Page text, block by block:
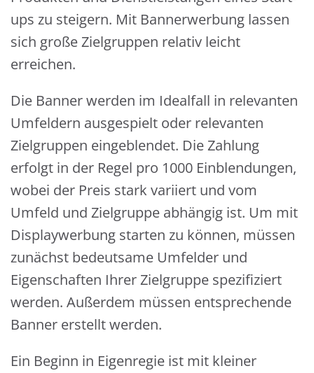
ups zu steigern. Mit Bannerwerbung lassen
sich große Zielgruppen relativ leicht
erreichen.
Die Banner werden im Idealfall in relevanten
Umfeldern ausgespielt oder relevanten
Zielgruppen eingeblendet. Die Zahlung
erfolgt in der Regel pro 1000 Einblendungen,
wobei der Preis stark variiert und vom
Umfeld und Zielgruppe abhängig ist. Um mit
Displaywerbung starten zu können, müssen
zunächst bedeutsame Umfelder und
Eigenschaften Ihrer Zielgruppe spezifiziert
werden. Außerdem müssen entsprechende
Banner erstellt werden.
Ein Beginn in Eigenregie ist mit kleiner